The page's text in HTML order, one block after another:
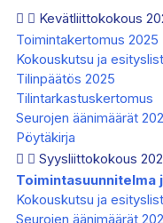
Kevätliittokokous
Toimintakertomus 2025
Kokouskutsu ja
Tilinpäätös 2025
Tilintarkastuskertomus
Seurojen äänimäärät
Pöytäkirja
Syysliittokokous
Toimintasuunnitelma
Kokouskutsu ja
Seurojen äänimäärät